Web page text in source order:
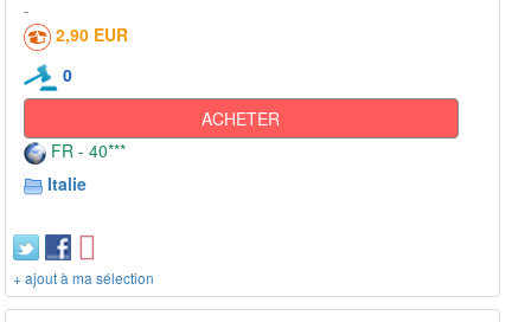
2,90 EUR
0
ACHETER
FR - 40***
Italie
+ ajout à ma sélection